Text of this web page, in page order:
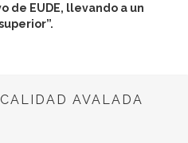
de EUDE, llevando a un
AVALADA